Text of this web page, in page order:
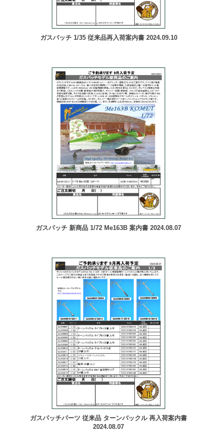
ガスパッチ 1/35 従来品再入荷案内書 2024.09.10
ガスパッチ 新商品 1/72 Me163B 案内書 2024.08.07
ガスパッチパーツ 従来品 ターンバックル 再入荷案内書
2024.08.07